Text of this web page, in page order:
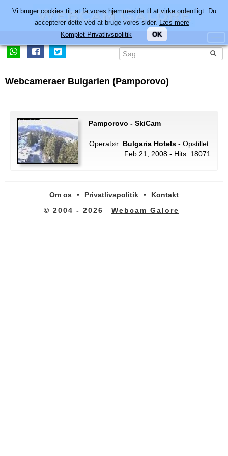
Webcameraer Bulgarien (Pamporovo)
Pamporovo - SkiCam
Operatør: Bulgaria Hotels - Opstillet:
Feb 21, 2008 - Hits: 18071
Om os • Privatlivspolitik •
Kontakt
© 2004 - 2026
Webcam Galore
Vi bruger cookies til, at få vores hjemmeside til at virke ordentligt. Du
accepterer dette ved at bruge vores sider. Læs mere -
Komplet Privatlivspolitik
OK